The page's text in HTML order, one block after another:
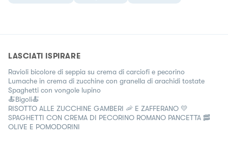
LASCIATI ISPIRARE
Ravioli bicolore di seppia su crema di carciofi e pecorino
Lumache in crema di zucchine con granella di arachidi tostate
Spaghetti con vongole lupino
🍝Bigoli🍝
RISOTTO ALLE ZUCCHINE GAMBERI 🦐 E ZAFFERANO 💛
SPAGHETTI CON CREMA DI PECORINO ROMANO PANCETTA 🥓
OLIVE E POMODORINI